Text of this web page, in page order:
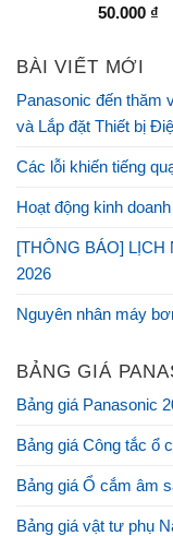
50.000 ₫
BÀI VIẾT MỚI
Panasonic đến thăm
và Lắp đặt Thiết bị
Các lỗi khiến tiếng
Hoạt động kinh
[THÔNG BÁO]
2026
Nguyên nhân máy
BẢNG GIÁ
Bảng giá Panasonic
Bảng giá Công tắc ổ
Bảng giá Ổ cắm âm
Bảng giá vật tư phụ